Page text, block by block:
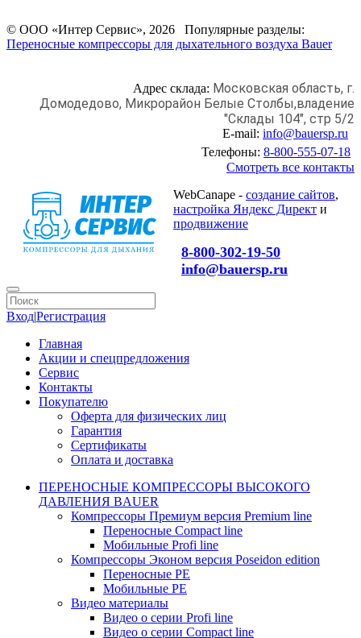
© ООО «Интер Сервис», 2026 Популярные разделы:
Переносные компрессоры для дыхательного воздуха Bauer
Адрес склада: Московская область, г.
Домодедово, Микрорайон Белые Столбы,владение
"Склады 104", стр 5/2
E-mail: info@bauersp.ru
Телефоны: 8-800-555-07-18
Смотреть все контакты
WebCanape - создание сайтов,
настройка Яндекс Директ и
продвижение
8-800-302-19-50
info@bauersp.ru
Вход|Регистрация
Главная
Акции и спецпредложения
Сервис
Контакты
Покупателю
Оферта для физических лиц
Гарантия
Сертификаты
Оплата и доставка
ПЕРЕНОСНЫЕ КОМПРЕССОРЫ ВЫСОКОГО
ДАВЛЕНИЯ BAUER
Компрессоры Премиум версия Premium line
Переносные Compact line
Мобильные Profi line
Компрессоры Эконом версия Poseidon edition
Переносные PE
Мобильные PE
Видео материалы
Видео о серии Profi line
Видео о серии Compact line